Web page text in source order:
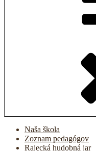
Naša škola
Zoznam pedagógov
Rajecká hudobná jar